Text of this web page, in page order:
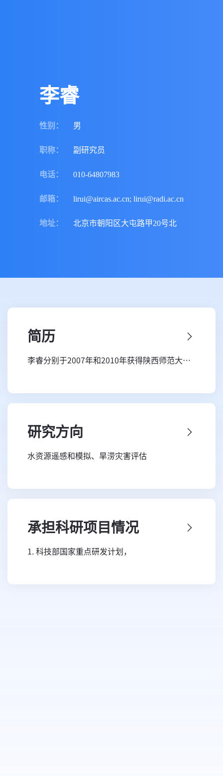
李睿
性别 ： 男
职称： 副研究员
电话： 010-64807983
邮箱： lirui@aircas.ac.cn; lirui@radi.ac.cn
地址： 北京市朝阳区大屯路甲20号北
简历
李睿分别于2007年和2010年获得陕西师范大学
位(自然地理学专业)，2015年获日本鸟取大学连
学院遥感与数字地球研究所工作至今，主要研究
源、旱涝评估以及人地关系等科学问题，从水利
研究方向
水资源遥感和模拟、旱涝灾害评估
承担科研项目情况
1. 科技部国家重点研发计划，